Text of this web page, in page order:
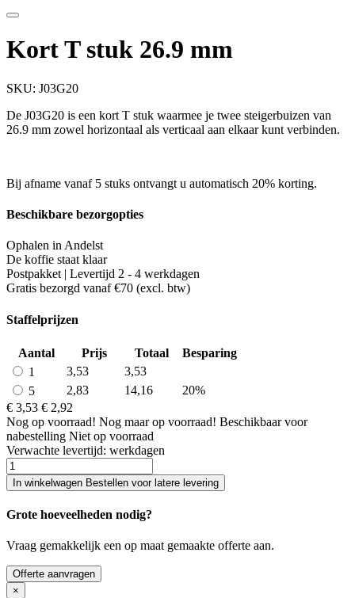
Kort T stuk 26.9 mm
SKU: J03G20
De J03G20 is een kort T stuk waarmee je twee steigerbuizen van
26.9 mm zowel horizontaal als verticaal aan elkaar kunt verbinden.
Bij afname vanaf 5 stuks ontvangt u automatisch 20% korting.
Beschikbare bezorgopties
Ophalen in Andelst
De koffie staat klaar
Postpakket | Levertijd 2 - 4 werkdagen
Gratis bezorgd vanaf €70 (excl. btw)
Staffelprijzen
Aantal Prijs Totaal
Besparing
1
3,53
3,53
5
2,83 14,16
20%
€ 3,53 € 2,92
Nog op voorraad! Nog maarop voorraad! Beschikbaar voor
nabestelling Niet op voorraad
Verwachte levertijd: werkdagen
In winkelwagen Bestellen voor latere levering
Grote hoeveelheden nodig?
Vraag gemakkelijk een op maat gemaakte offerte aan.
Offerte aanvragen
×